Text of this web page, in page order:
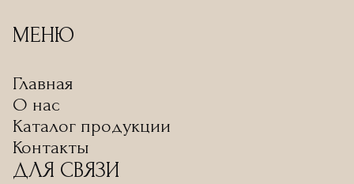
МЕНЮ
Главная
О нас
Каталог продукции
Контакты
ДЛЯ СВЯЗИ